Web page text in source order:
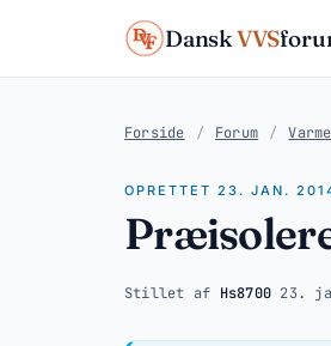
DanskVVS
Forside / Forum / Varme
OPRETTET 23. JAN.
Stillet af Hs8700 23.